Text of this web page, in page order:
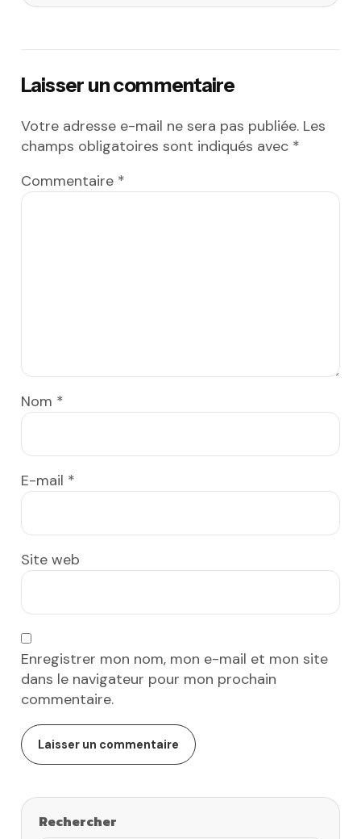
Laisser un commentaire
Votre adresse e-mail ne sera pas publiée. Les
champs obligatoires sont indiqués avec *
Commentaire *
Nom *
E-mail *
Site web
Enregistrer mon nom, mon e-mail et mon site
dans le navigateur pour mon prochain
commentaire.
Rechercher